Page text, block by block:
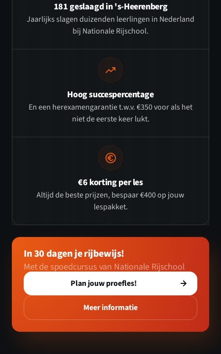
181 geslaagd in 's-Heerenberg
Jaarlijks slagen duizenden leerlingen in Nederland
bij Nationale Rijschool.
Hoog succespercentage
En een herexamengarantie t.w.v. €350 voor als het
niet de eerste keer lukt.
€6 korting per les
Altijd de beste prijzen, bespaar €400 op jouw
lespakket.
In 30 dagen je rijbewijs!
Met de spoedcursus van Nationale Rijschool
Plan jouw proefles!
Meer informatie